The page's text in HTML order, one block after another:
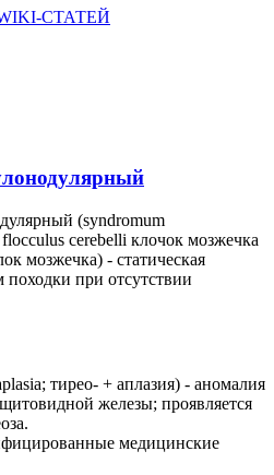
СТАТЕЙ
(syndromum
cerebelli клочок мозжечка
мозжечка) - статическая
походки при отсутствии
тирео- + аплазия) - аномалия
железы; проявляется
медицинские